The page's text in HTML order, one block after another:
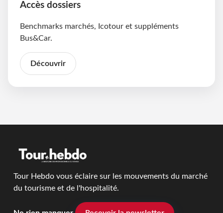
Accès dossiers
Benchmarks marchés, Icotour et suppléments
Bus&Car.
Découvrir
Tour Hebdo vous éclaire sur les mouvements du marché
du tourisme et de l'hospitalité.